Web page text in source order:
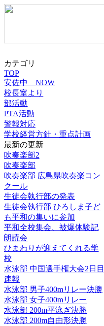
カテゴリ
TOP
安佐中 NOW
校長室より
部活動
PTA活動
警報対応
学校経営方針・重点計画
最新の更新
吹奏楽部2
吹奏楽部
吹奏楽部 広島県吹奏楽コン
クール
生徒会執行部の発表
生徒会執行部 ひろしま子ど
も平和の集いに参加
平和全校集会、被爆体験記
朗読会
ひまわりが迎えてくれる学
校
水泳部 中国選手権大会2日目
速報
水泳部 男子400mリレー決勝
水泳部 女子400mリレー
水泳部 200m平泳ぎ決勝
水泳部 200m自由形決勝